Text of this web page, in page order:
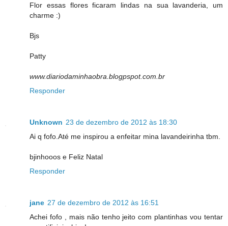
Flor essas flores ficaram lindas na sua lavanderia, um
charme :)
Bjs
Patty
www.diariodaminhaobra.blogpspot.com.br
Responder
Unknown 23 de dezembro de 2012 às 18:30
Ai q fofo.Até me inspirou a enfeitar mina lavandeirinha tbm.
bjinhooos e Feliz Natal
Responder
jane 27 de dezembro de 2012 às 16:51
Achei fofo , mais não tenho jeito com plantinhas vou tentar